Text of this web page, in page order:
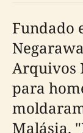
Fundado
Arquivos
para
Malásia.